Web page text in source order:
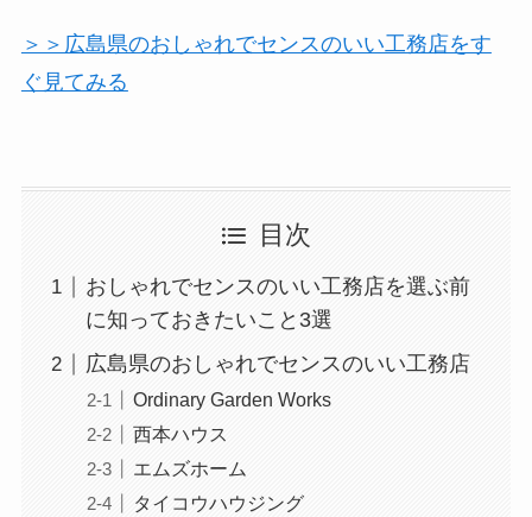
＞＞広島県のおしゃれでセンスのいい工務店をす
ぐ見てみる
目次
おしゃれでセンスのいい工務店を選ぶ前
に知っておきたいこと3選
広島県のおしゃれでセンスのいい工務店
Ordinary Garden Works
西本ハウス
エムズホーム
タイコウハウジング